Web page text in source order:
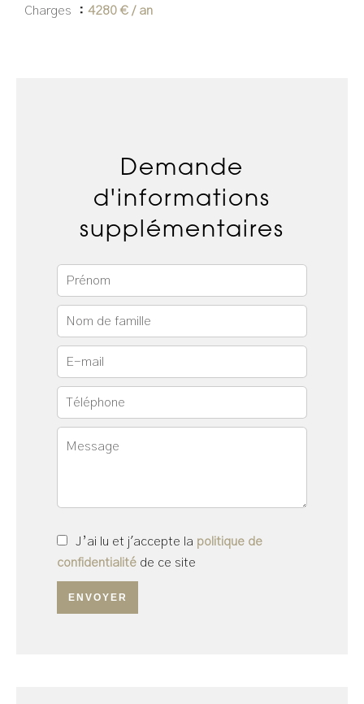
Charges 4280 € / an
Demande
d'informations
supplémentaires
J’ai lu et j'accepte la politique de
confidentialité de ce site
ENVOYER